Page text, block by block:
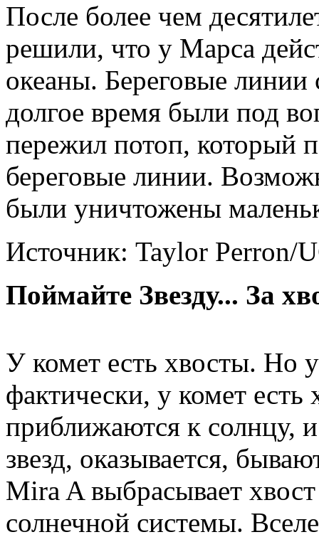
После более чем
решили, что у Марса
океаны. Береговые
долгое время были под
пережил потоп, который
береговые линии.
были уничтожены
Источник: Taylor Perron/
Поймайте Звезду... За
У комет есть хвосты. Но
фактически, у комет есть
приближаются к солнцу,
звезд, оказывается,
Mira A выбрасывает
солнечной системы.